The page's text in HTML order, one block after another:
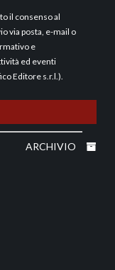
il consenso al
via posta, e-mail o
e
ed eventi
Editore s.r.l.).
ARCHIVIO